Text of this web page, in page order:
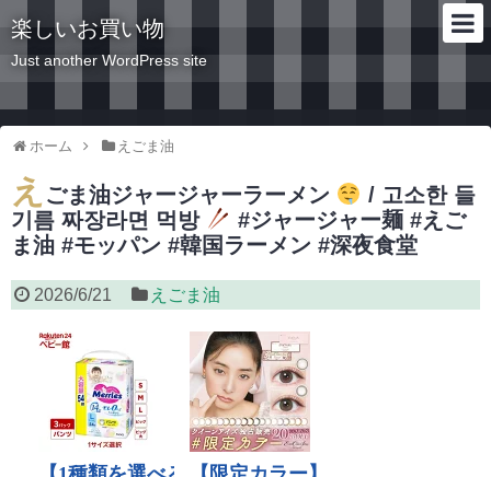
楽しいお買い物
Just another WordPress site
ホーム えごま油
え ごま油ジャージャーラーメン
/ 고소한 들
기름 짜장라면 먹방
#ジャージャー麺 #えご
ま油 #モッパン #韓国ラーメン #深夜食堂
2026/6/21 えごま油